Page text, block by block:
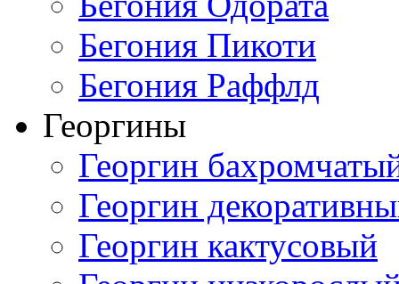
Бегония Пикоти
Бегония Раффлд
Георгины
Георгин
Георгин
Георгин кактусовый